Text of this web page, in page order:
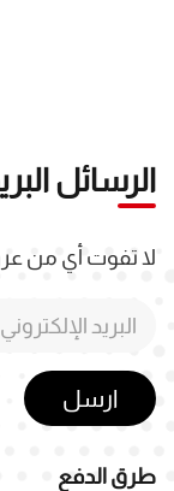
الرسائل
لا تفوت أي من
ارسل
طرق الدفع